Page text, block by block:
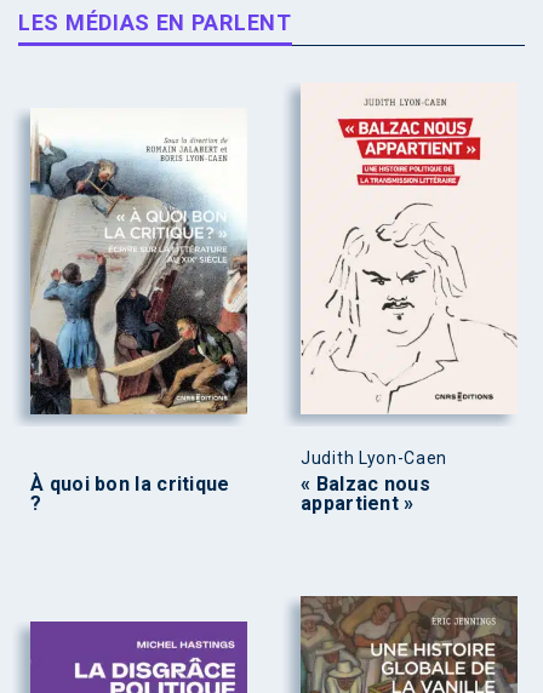
LES MÉDIAS EN PARLENT
À quoi bon la critique
?
Judith Lyon-Caen
« Balzac nous
appartient »